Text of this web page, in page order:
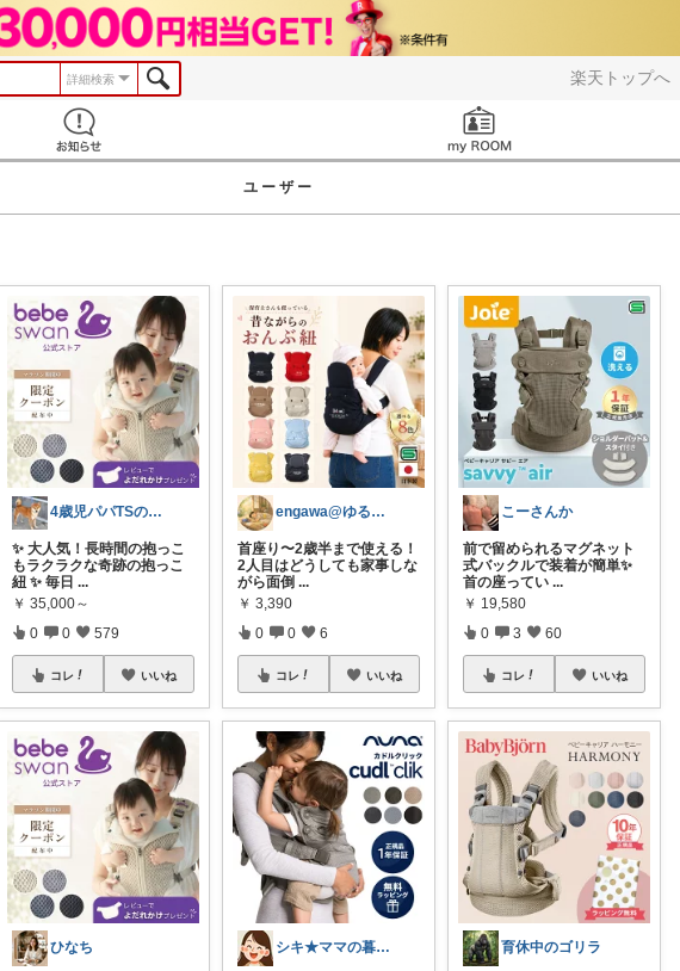
楽天トップへ
詳細検索
ユーザー
4歳児パパTSの育児おたすけROOM🎁
✨ 大人気！長時間の抱っこ
もラクラクな奇跡の抱っこ
紐 ✨ 毎日 ...
￥ 35,000～
0 0 579
コレ いいね
ひなち
engawa@ゆる育児
首座り〜2歳半まで使える！
2人目はどうしても家事しな
がら面倒 ...
￥ 3,390
0 0 6
コレ いいね
シキ★ママの暮らし、キッズ
こーさんか
前で留められるマグネット
式バックルで装着が簡単✨
首の座ってい ...
￥ 19,580
0 3 60
コレ いいね
育休中のゴリラ